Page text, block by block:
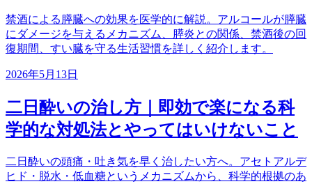
禁酒による膵臓への効果を医学的に解説。アルコールが膵臓
にダメージを与えるメカニズム、膵炎との関係、禁酒後の回
復期間、すい臓を守る生活習慣を詳しく紹介します。
2026年5月13日
二日酔いの治し方｜即効で楽になる科
学的な対処法とやってはいけないこと
二日酔いの頭痛・吐き気を早く治したい方へ。アセトアルデ
ヒド・脱水・低血糖というメカニズムから、科学的根拠のあ